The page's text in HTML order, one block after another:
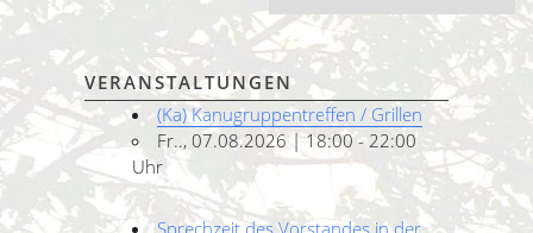
VERANSTALTUNGEN
(Ka) Kanugruppentreffen / Grillen
Fr.., 07.08.2026 | 18:00 - 22:00
Uhr
Sprechzeit des Vorstandes in der